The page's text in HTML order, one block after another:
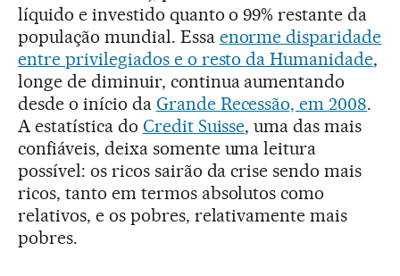
líquido e investido quanto o 99% restante da
população mundial. Essa enorme disparidade
entre privilegiados e o resto da Humanidade,
longe de diminuir, continua aumentando
desde o início da Grande Recessão, em 2008.
A estatística do Credit Suisse, uma das mais
confiáveis, deixa somente uma leitura
possível: os ricos sairão da crise sendo mais
ricos, tanto em termos absolutos como
relativos, e os pobres, relativamente mais
pobres.